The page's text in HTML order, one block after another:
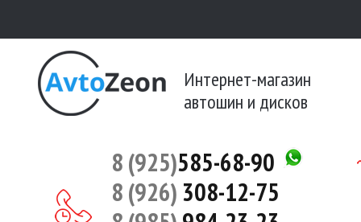
Интернет-магазин
автошин и дисков
8 (925)585-68-90
8 (926) 308-12-75